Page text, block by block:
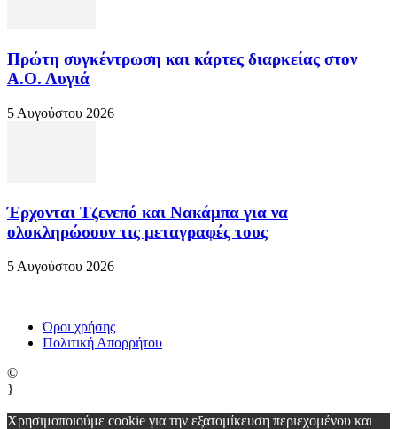
Πρώτη συγκέντρωση και κάρτες διαρκείας στον
Α.Ο. Λυγιά
5 Αυγούστου 2026
Έρχονται Τζενεπό και Νακάμπα για να
ολοκληρώσουν τις μεταγραφές τους
5 Αυγούστου 2026
Όροι χρήσης
Πολιτική Απορρήτου
©
}
Χρησιμοποιούμε cookie για την εξατομίκευση περιεχομένου και